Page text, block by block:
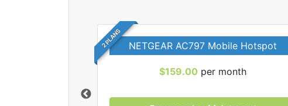
2 PLANS NETGEAR AC797 Mobile Hotspot
$159.00 per month